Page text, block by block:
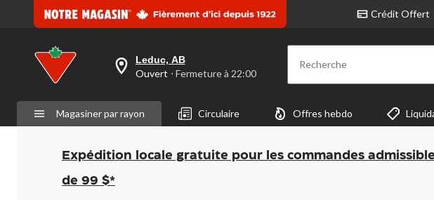
Crédit Offert
votre
est
Leduc,
AB,
Ouvert,
Fermeture
à
Leduc, AB
Ouvert ⋅ Fermeture à 22:00 Recherche
Magasiner par rayon Circulaire Offres hebdo
Expédition locale gratuite pour les commandes
de 99 $*